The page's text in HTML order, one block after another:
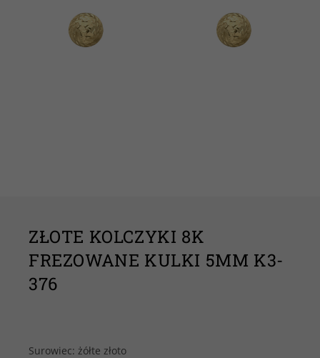
ZŁOTE KOLCZYKI 8K
FREZOWANE KULKI 5MM K3-
376
Surowiec: żółte złoto